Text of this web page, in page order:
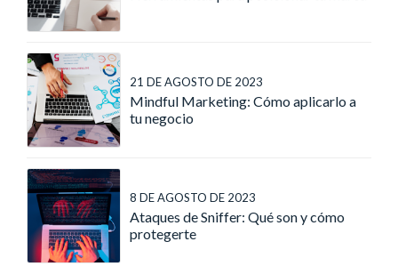
21 DE AGOSTO DE 2023
Mindful Marketing: Cómo aplicarlo a
tu negocio
8 DE AGOSTO DE 2023
Ataques de Sniffer: Qué son y cómo
protegerte